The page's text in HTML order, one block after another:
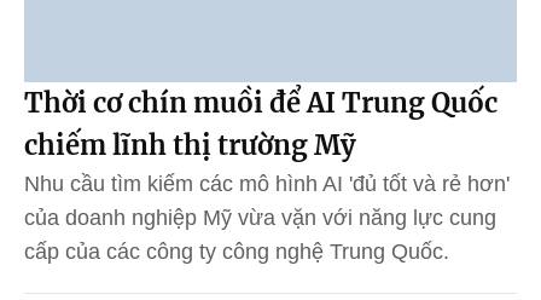
Thời cơ chín muồi để AI Trung Quốc
chiếm lĩnh thị trường Mỹ
Nhu cầu tìm kiếm các mô hình AI 'đủ tốt và rẻ hơn'
của doanh nghiệp Mỹ vừa vặn với năng lực cung
cấp của các công ty công nghệ Trung Quốc.